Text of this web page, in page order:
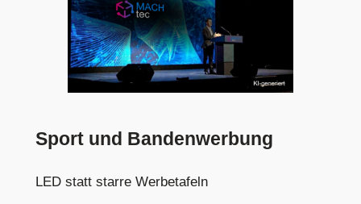
Sport und Bandenwerbung
LED statt starre Werbetafeln